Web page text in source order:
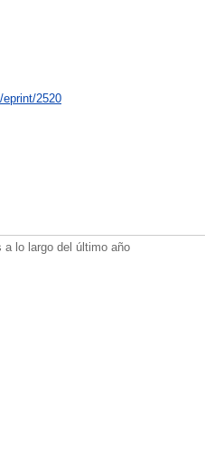
2520
a lo largo del último año